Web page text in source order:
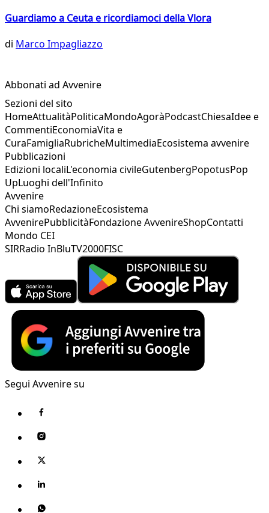
Guardiamo a Ceuta e ricordiamoci della Vlora
di Marco Impagliazzo
Abbonati ad Avvenire
Sezioni del sito
HomeAttualitàPoliticaMondoAgoràPodcastChiesaIdee e
CommentiEconomiaVita e
CuraFamigliaRubricheMultimediaEcosistema avvenire
Pubblicazioni
Edizioni localiL'economia civileGutenbergPopotusPop
UpLuoghi dell'Infinito
Avvenire
Chi siamoRedazioneEcosistema
AvvenirePubblicitàFondazione AvvenireShopContatti
Mondo CEI
SIRRadio InBluTV2000FISC
Segui Avvenire su